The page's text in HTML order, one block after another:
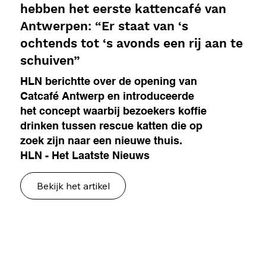
hebben het eerste kattencafé van
Antwerpen: “Er staat van ‘s
ochtends tot ‘s avonds een rij aan te
schuiven”
HLN berichtte over de opening van
Catcafé Antwerp en introduceerde
het concept waarbij bezoekers koffie
drinken tussen rescue katten die op
zoek zijn naar een nieuwe thuis.
HLN - Het Laatste Nieuws